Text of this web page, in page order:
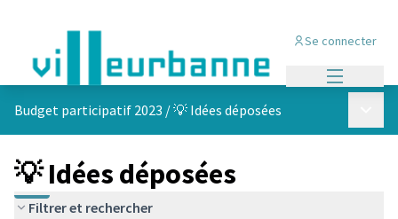
Se connecter
Budget participatif 2023 /💡 Idées déposées
💡 Idées déposées
Filtrer et rechercher